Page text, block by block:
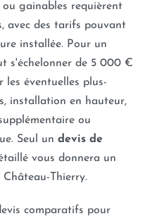
gainables requièrent
avec des tarifs pouvant
installée. Pour un
s'échelonner de 5 000 €
éventuelles plus-
installation en hauteur,
ou
Seul un devis de
vous donnera un
Thierry.
comparatifs pour